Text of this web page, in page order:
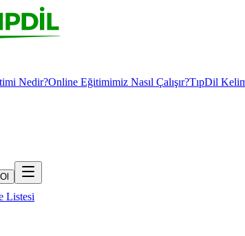
Nedir?Online Eğitimimiz Nasıl Çalışır?TıpDil
Listesi